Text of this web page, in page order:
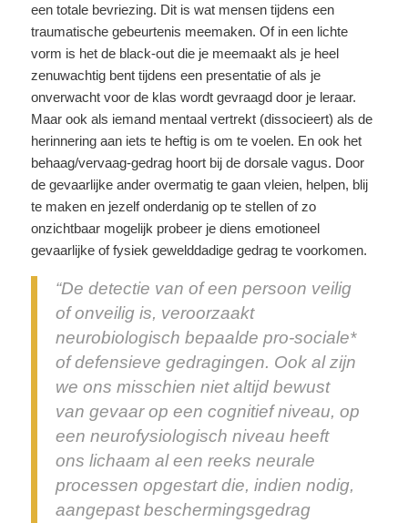
een totale bevriezing. Dit is wat mensen tijdens een
traumatische gebeurtenis meemaken. Of in een lichte
vorm is het de black-out die je meemaakt als je heel
zenuwachtig bent tijdens een presentatie of als je
onverwacht voor de klas wordt gevraagd door je leraar.
Maar ook als iemand mentaal vertrekt (dissocieert) als de
herinnering aan iets te heftig is om te voelen. En ook het
behaag/vervaag-gedrag hoort bij de dorsale vagus. Door
de gevaarlijke ander overmatig te gaan vleien, helpen, blij
te maken en jezelf onderdanig op te stellen of zo
onzichtbaar mogelijk probeer je diens emotioneel
gevaarlijke of fysiek gewelddadige gedrag te voorkomen.
“De detectie van of een persoon veilig
of onveilig is, veroorzaakt
neurobiologisch bepaalde pro-sociale*
of defensieve gedragingen. Ook al zijn
we ons misschien niet altijd bewust
van gevaar op een cognitief niveau, op
een neurofysiologisch niveau heeft
ons lichaam al een reeks neurale
processen opgestart die, indien nodig,
aangepast beschermingsgedrag